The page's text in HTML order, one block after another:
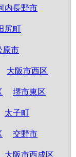
内長野市
尻町
原市
大阪市西区
堺市東区
太子町
交野市
大阪市西成区